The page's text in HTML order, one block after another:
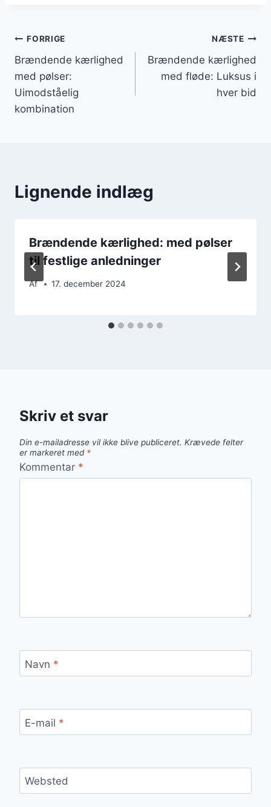
Indlægsnavigation
FORRIGE
Brændende kærlighed
med pølser:
Uimodståelig
kombination
NÆSTE
Brændende kærlighed
med fløde: Luksus i
hver bid
Lignende indlæg
Brændende kærlighed: med pølser
til festlige anledninger
Af 17. december 2024
Skriv et svar
Din e-mailadresse vil ikke blive publiceret. Krævede felter
er markeret med *
Kommentar *
Navn *
E-mail *
Websted